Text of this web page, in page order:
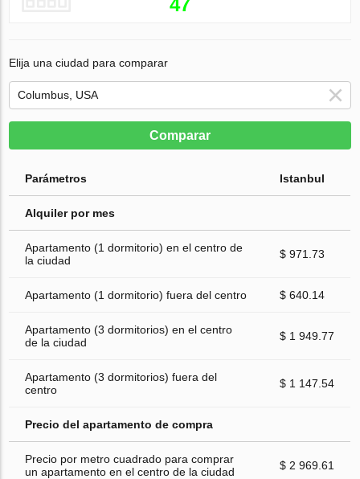
Elija una ciudad para comparar
Comparar
Parámetros Istanbul
Alquiler por mes
Apartamento (1 dormitorio) en el centro de
la ciudad
$ 971.73
Apartamento (1 dormitorio) fuera del centro $ 640.14
Apartamento (3 dormitorios) en el centro
de la ciudad
$ 1 949.77
Apartamento (3 dormitorios) fuera del
centro
$ 1 147.54
Precio del apartamento de compra
Precio por metro cuadrado para comprar
un apartamento en el centro de la ciudad
$ 2 969.61